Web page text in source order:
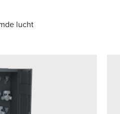
lucht